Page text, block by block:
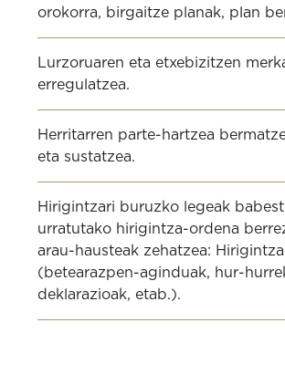
orokorra, birgaitze planak, plan
Lurzoruaren eta etxebizitzen
erregulatzea.
Herritarren parte-hartzea
eta sustatzea.
Hirigintzari buruzko legeak
urratutako hirigintza-ordena
arau-hausteak zehatzea:
(betearazpen-aginduak, hur-
deklarazioak, etab.).